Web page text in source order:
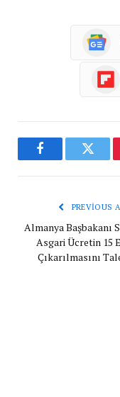
Facebook
PREVIOUS
Almanya Başbakanı
Asgari Ücretin 15
Çıkarılmasını